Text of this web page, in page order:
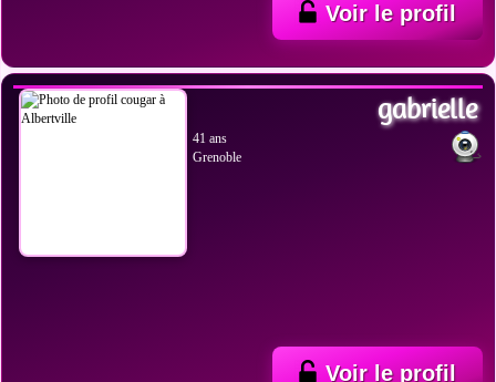
Voir le profil
gabrielle
41 ans
Grenoble
Voir le profil